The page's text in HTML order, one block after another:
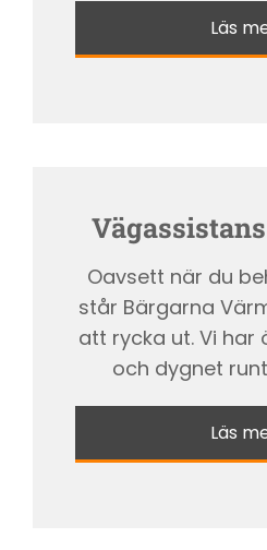
Läs
Oavsett när du
står Bärgarna
att rycka ut. Vi har
och dygnet
Läs